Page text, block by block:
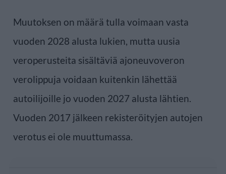
Muutoksen on määrä tulla voimaan vasta
vuoden 2028 alusta lukien, mutta uusia
veroperusteita sisältäviä ajoneuvoveron
verolippuja voidaan kuitenkin lähettää
autoilijoille jo vuoden 2027 alusta lähtien.
Vuoden 2017 jälkeen rekisteröityjen autojen
verotus ei ole muuttumassa.